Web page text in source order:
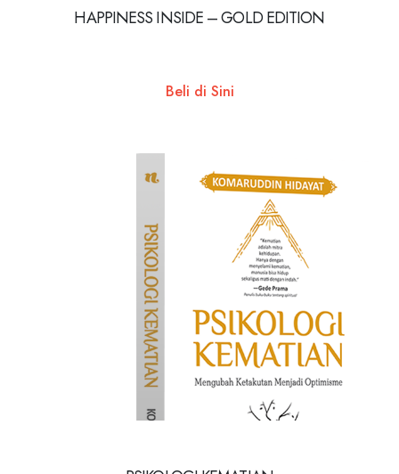
HAPPINESS INSIDE – GOLD EDITION
Beli di Sini